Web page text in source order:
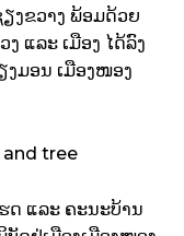
ຽງຂວາງ ພ້ອມດ້ວຍ
ແລະ ເມືອງ ໄດ້ລົງ
ມອນ ເມືອງໜອງ
ດ ແລະ ຄະນະບ້ານ